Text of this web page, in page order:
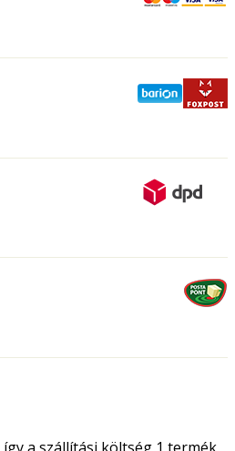
, így a szállítási költség 1 termék